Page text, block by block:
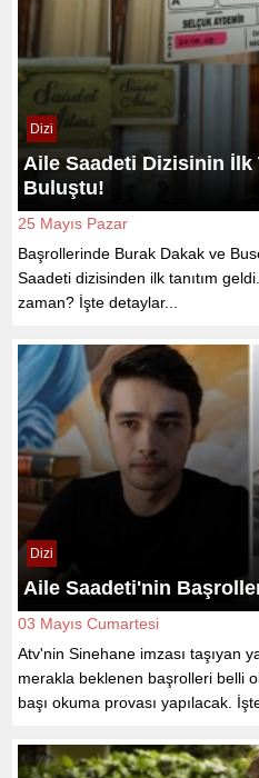
Dizi
Aile Saadeti Dizisinin İlk
Buluştu!
25 Mayıs Pazar
Başrollerinde Burak Dakak ve
Saadeti dizisinden ilk tanıtım
zaman? İşte detaylar...
Dizi
Aile Saadeti'nin
03 Mayıs Cumartesi
Atv'nin Sinehane imzası taşıyan
merakla beklenen başrolleri belli
başı okuma provası yapılacak.